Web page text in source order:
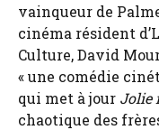
vainqueur de
cinéma résident
Culture, David
« une comédie
qui met à jour Jolie
chaotique des